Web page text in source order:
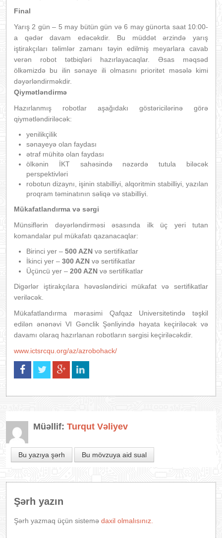
Final
Yarış 2 gün – 5 may bütün gün və 6 may günorta saat 10:00-
a qədər davam edəcəkdir. Bu müddət ərzində yarış
iştirakçıları təlimlər zamanı təyin edilmiş meyarlara cavab
verən robot tətbiqləri hazırlayacaqlar. Əsas məqsəd
ölkəmizdə bu ilin sənaye ili olmasını prioritet məsələ kimi
dəyərləndirməkdir.
Qiymətləndirmə
Hazırlanmış robotlar aşağıdakı göstəricilərinə görə
qiymətləndiriləcək:
yenilikçilik
sənayeyə olan faydası
ətraf mühitə olan faydası
ölkənin İKT sahəsində nəzərdə tutula biləcək
perspektivləri
robotun dizaynı, işinin stabilliyi, alqoritmin stabilliyi, yazılan
proqram təminatının səliqə və stabilliyi.
Mükafatlandırma və sərgi
Münsiflərin dəyərləndirməsi əsasında ilk üç yeri tutan
komandalar pul mükafatı qazanacaqlar:
Birinci yer – 500 AZN və sertifikatlar
İkinci yer – 300 AZN və sertifikatlar
Üçüncü yer – 200 AZN və sertifikatlar
Digərlər iştirakçılara həvəsləndirici mükafat və sertifikatlar
veriləcək.
Mükafatlandırma mərasimi Qafqaz Universitetində təşkil
edilən ənənəvi VI Gənclik Şənliyində həyata keçiriləcək və
davamı olaraq hazırlanan robotların sərgisi keçiriləcəkdir.
www.ictsrcqu.org/az/azrobohack/
Müəllif: Turqut Vəliyev
Bu yazıya şərh Bu mövzuya aid sual
Şərh yazın
Şərh yazmaq üçün sistemə daxil olmalısınız.